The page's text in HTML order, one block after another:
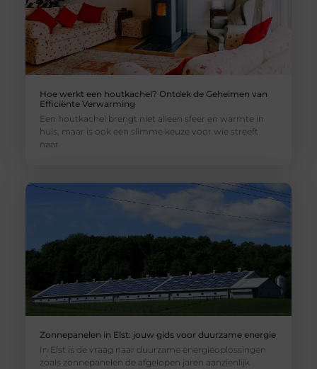
Hoe werkt een houtkachel? Ontdek de Geheimen van
Efficiënte Verwarming
Een houtkachel brengt niet alleen sfeer en warmte in
huis, maar is ook een slimme keuze voor wie streeft
naar
Zonnepanelen in Elst: jouw gids voor duurzame energie
In Elst is de vraag naar duurzame energieoplossingen
zoals zonnepanelen de afgelopen jaren aanzienlijk